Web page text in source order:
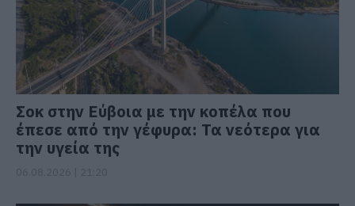
Σοκ στην Εύβοια με την κοπέλα που
έπεσε από την γέφυρα: Τα νεότερα για
την υγεία της